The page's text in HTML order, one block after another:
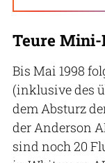
Teure
Bis Mai 1998
(inklusive des
dem Absturz
der Anderson
sind noch 20